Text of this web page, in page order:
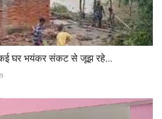
कई घर भयंकर संकट से जूझ रहे...